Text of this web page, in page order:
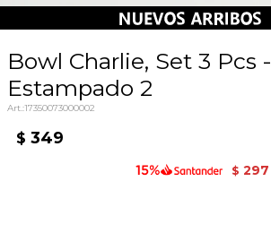
Bowl Charlie, Set 3 Pcs -
Estampado 2
17350073000002
$ 349
$ 297